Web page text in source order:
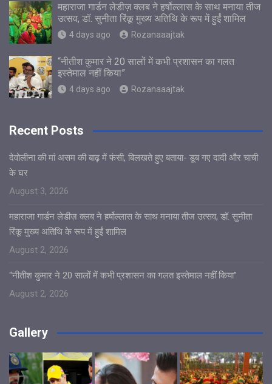
महाराजा गार्डन लेडीज़ क्लब ने हर्षोल्लास के साथ मनाया तीज
उत्सव, डॉ. सुनीता रिंकू मुख्य अतिथि के रूप में हुईं शामिल
4 days ago Rozanaaajtak
“नीतीश कुमार ने 20 सालों में कभी प्रशासन का गलत
इस्तेमाल नहीं किया”
4 days ago Rozanaaajtak
Recent Posts
देवोलीना की मां असम की बाढ़ में फंसी, बिलखते हुए बताया- डूब गए दादी और चाची
के घर
August 3, 2026
महाराजा गार्डन लेडीज़ क्लब ने हर्षोल्लास के साथ मनाया तीज उत्सव, डॉ. सुनीता
रिंकू मुख्य अतिथि के रूप में हुईं शामिल
August 2, 2026
“नीतीश कुमार ने 20 सालों में कभी प्रशासन का गलत इस्तेमाल नहीं किया”
August 2, 2026
Gallery